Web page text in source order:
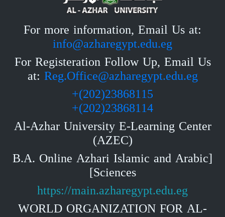
For more information, Email Us at:
info@azharegypt.edu.eg
For Registeration Follow Up, Email Us
at: Reg.Office@azharegypt.edu.eg
23868115(202)+
23868114(202)+
Al-Azhar University E-Learning Center
(AZEC)
[B.A. Online Azhari Islamic and Arabic
Sciences]
https://main.azharegypt.edu.eg
WORLD ORGANIZATION FOR AL-